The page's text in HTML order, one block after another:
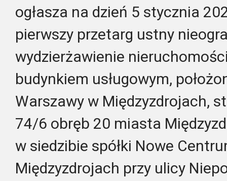
ogłasza na dzień 5 stycznia
pierwszy przetarg ustny
wydzierżawienie
budynkiem usługowym,
Warszawy w Międzyzdrojach,
74/6 obręb 20 miasta
w siedzibie spółki Nowe
Międzyzdrojach przy ulicy